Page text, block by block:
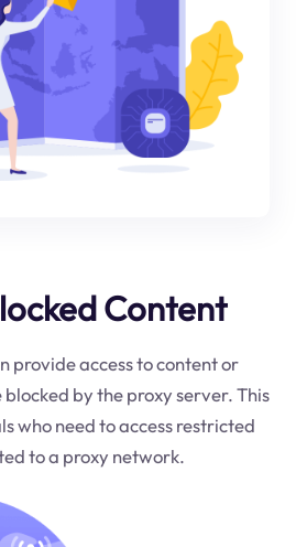
Content
provide access to content or
by the proxy server. This
who need to access restricted
to a proxy network.